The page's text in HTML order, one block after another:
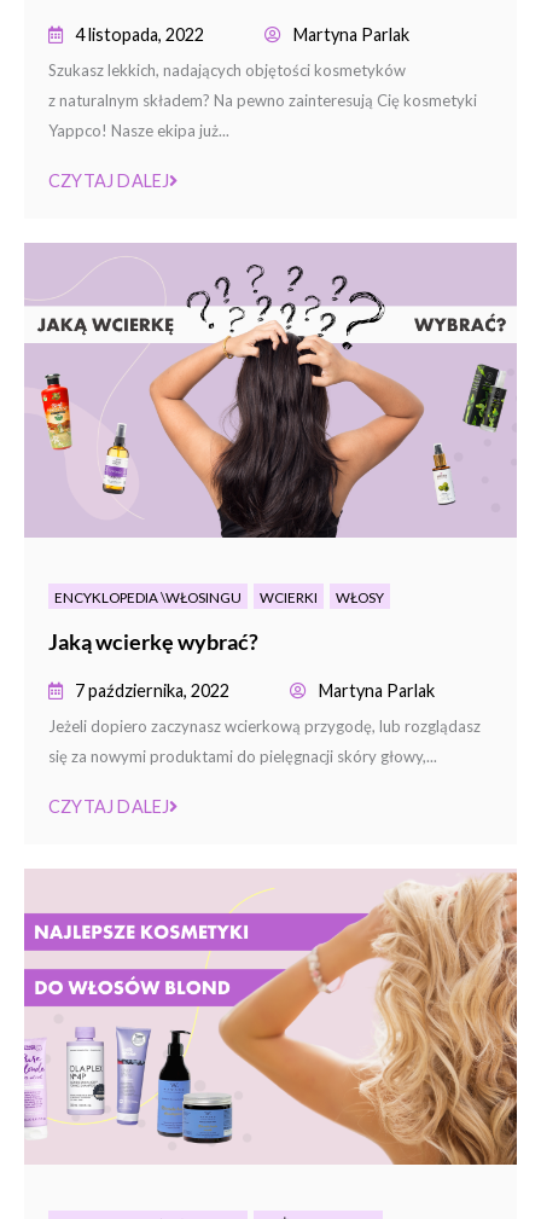
4 listopada, 2022 Martyna Parlak
Szukasz lekkich, nadających objętości kosmetyków
z naturalnym składem? Na pewno zainteresują Cię kosmetyki
Yappco! Nasze ekipa już...
CZYTAJ DALEJ
ENCYKLOPEDIA \WŁOSINGU WCIERKI WŁOSY
Jaką wcierkę wybrać?
7 października, 2022 Martyna Parlak
Jeżeli dopiero zaczynasz wcierkową przygodę, lub rozglądasz
się za nowymi produktami do pielęgnacji skóry głowy,...
CZYTAJ DALEJ